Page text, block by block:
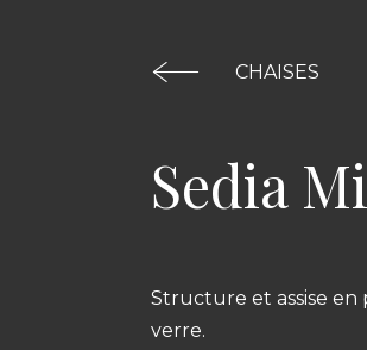
CHAISES
Sedia
Structure et assise
verre.